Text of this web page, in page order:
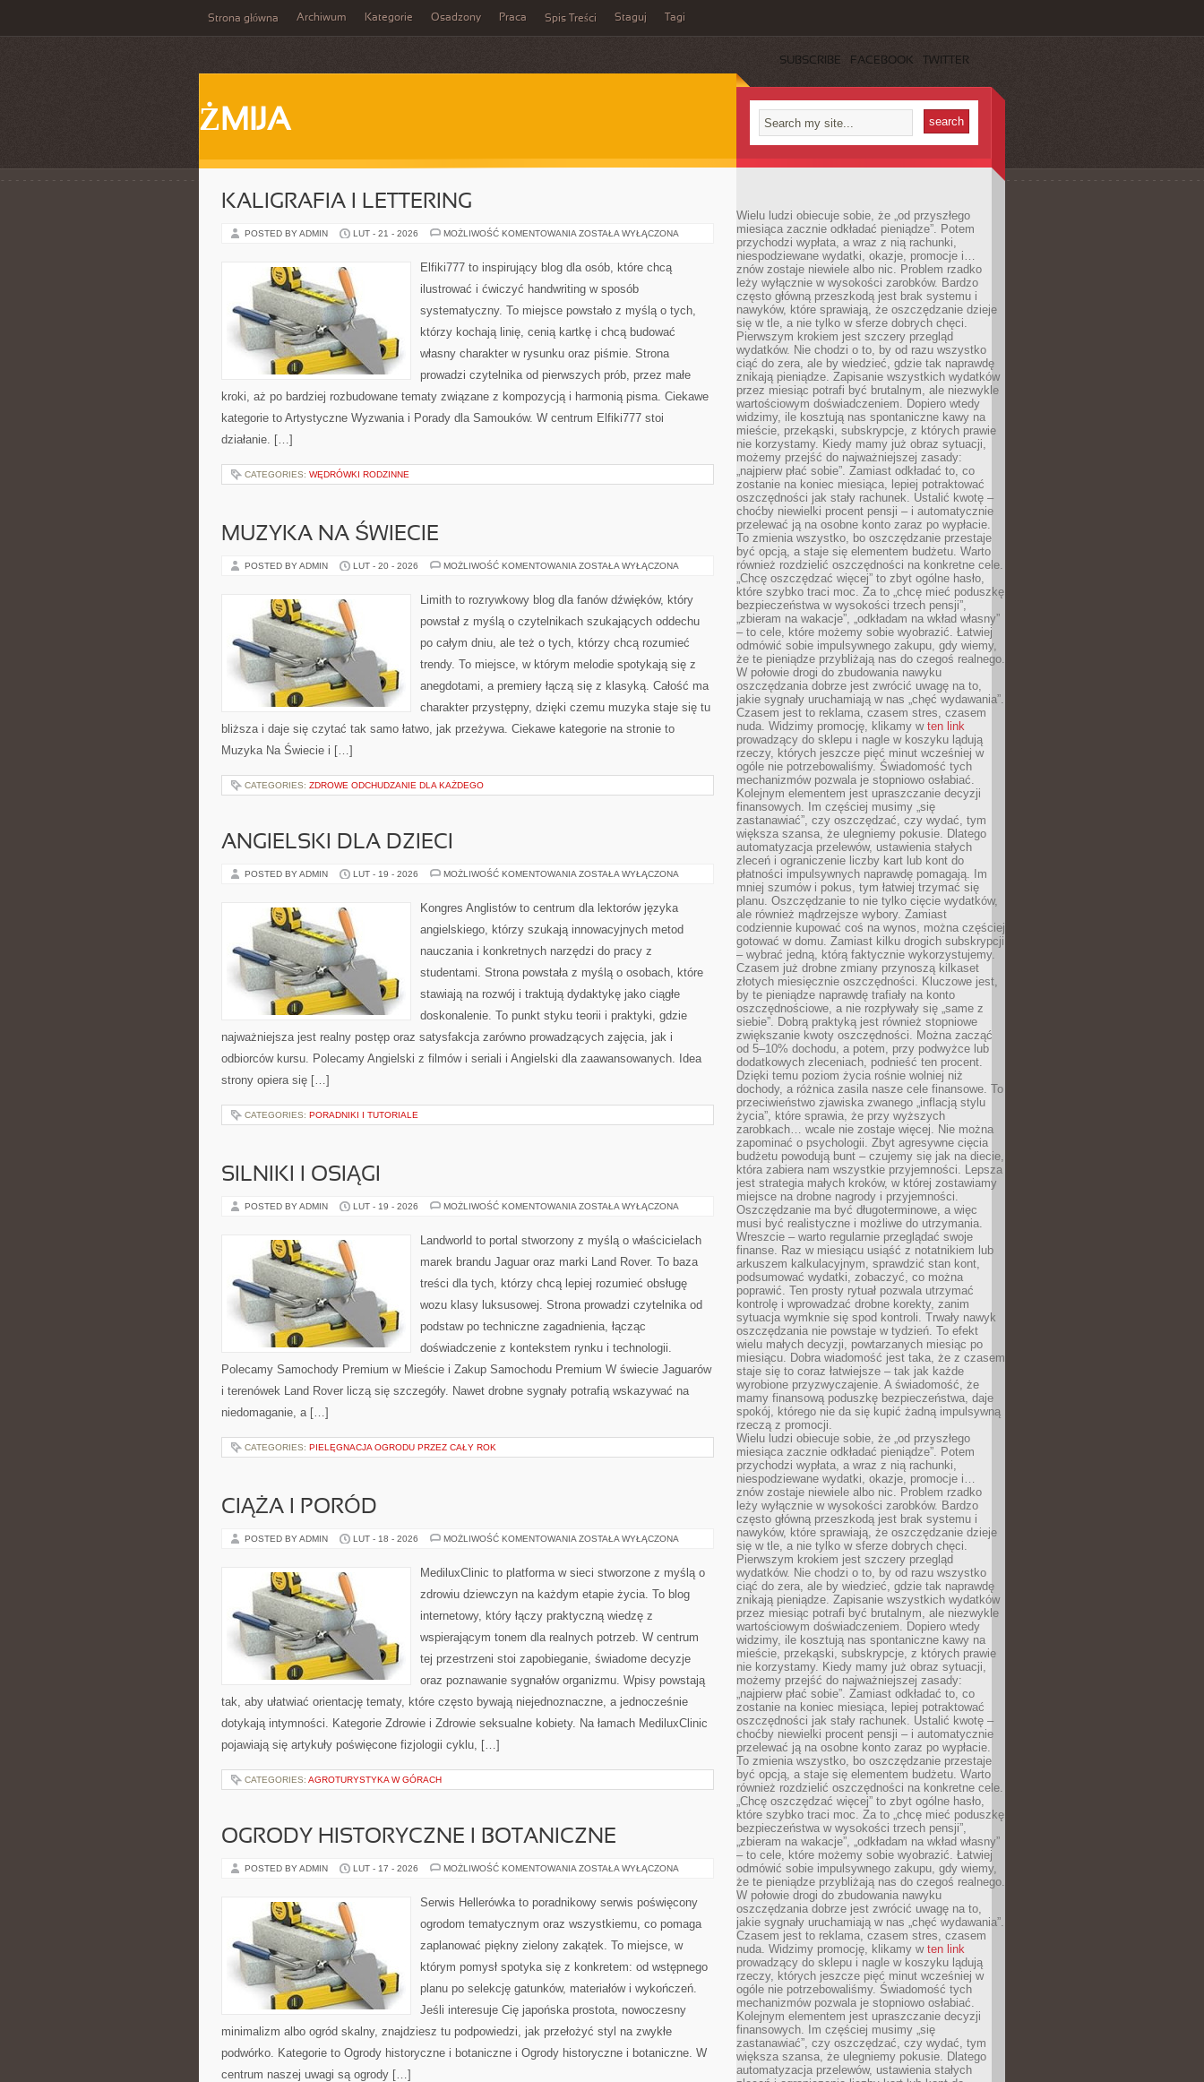
Strona główna Archiwum Kategorie Osadzony Praca Spis Treści Staguj Tagi
SUBSCRIBE FACEBOOK TWITTER
ŻMIJA
KALIGRAFIA I LETTERING
POSTED BY ADMIN LUT - 21 - 2026 MOŻLIWOŚĆ KOMENTOWANIA KALIGRAFIA
ZOSTAŁA WYŁĄCZONA
Elfiki777 to inspirujący blog dla osób, które chcą
ilustrować i ćwiczyć handwriting w sposób
systematyczny. To miejsce powstało z myślą o tych,
którzy kochają linię, cenią kartkę i chcą budować
własny charakter w rysunku oraz piśmie. Strona
prowadzi czytelnika od pierwszych prób, przez małe
kroki, aż po bardziej rozbudowane tematy związane z kompozycją i harmonią pisma. Ciekawe
kategorie to Artystyczne Wyzwania i Porady dla Samouków. W centrum Elfiki777 stoi
działanie. […]
CATEGORIES: WĘDRÓWKI RODZINNE
MUZYKA NA ŚWIECIE
POSTED BY ADMIN LUT - 20 - 2026 MOŻLIWOŚĆ KOMENTOWANIA MUZYKA
ZOSTAŁA WYŁĄCZONA
Limith to rozrywkowy blog dla fanów dźwięków, który
powstał z myślą o czytelnikach szukających oddechu
po całym dniu, ale też o tych, którzy chcą rozumieć
trendy. To miejsce, w którym melodie spotykają się z
anegdotami, a premiery łączą się z klasyką. Całość ma
charakter przystępny, dzięki czemu muzyka staje się tu
bliższa i daje się czytać tak samo łatwo, jak przeżywa. Ciekawe kategorie na stronie to
Muzyka Na Świecie i […]
CATEGORIES: ZDROWE ODCHUDZANIE DLA KAŻDEGO
ANGIELSKI DLA DZIECI
POSTED BY ADMIN LUT - 19 - 2026 MOŻLIWOŚĆ KOMENTOWANIA ANGIELSKI
ZOSTAŁA WYŁĄCZONA
Kongres Anglistów to centrum dla lektorów języka
angielskiego, którzy szukają innowacyjnych metod
nauczania i konkretnych narzędzi do pracy z
studentami. Strona powstała z myślą o osobach, które
stawiają na rozwój i traktują dydaktykę jako ciągłe
doskonalenie. To punkt styku teorii i praktyki, gdzie
najważniejsza jest realny postęp oraz satysfakcja zarówno prowadzących zajęcia, jak i
odbiorców kursu. Polecamy Angielski z filmów i seriali i Angielski dla zaawansowanych. Idea
strony opiera się […]
CATEGORIES: PORADNIKI I TUTORIALE
SILNIKI I OSIĄGI
POSTED BY ADMIN LUT - 19 - 2026 MOŻLIWOŚĆ KOMENTOWANIA SILNIKI
ZOSTAŁA WYŁĄCZONA
Landworld to portal stworzony z myślą o właścicielach
marek brandu Jaguar oraz marki Land Rover. To baza
treści dla tych, którzy chcą lepiej rozumieć obsługę
wozu klasy luksusowej. Strona prowadzi czytelnika od
podstaw po techniczne zagadnienia, łącząc
doświadczenie z kontekstem rynku i technologii.
Polecamy Samochody Premium w Mieście i Zakup Samochodu Premium W świecie Jaguarów
i terenówek Land Rover liczą się szczegóły. Nawet drobne sygnały potrafią wskazywać na
niedomaganie, a […]
CATEGORIES: PIELĘGNACJA OGRODU PRZEZ CAŁY ROK
CIĄŻA I PORÓD
POSTED BY ADMIN LUT - 18 - 2026 MOŻLIWOŚĆ KOMENTOWANIA CIĄŻA
ZOSTAŁA WYŁĄCZONA
MediluxClinic to platforma w sieci stworzone z myślą o
zdrowiu dziewczyn na każdym etapie życia. To blog
internetowy, który łączy praktyczną wiedzę z
wspierającym tonem dla realnych potrzeb. W centrum
tej przestrzeni stoi zapobieganie, świadome decyzje
oraz poznawanie sygnałów organizmu. Wpisy powstają
tak, aby ułatwiać orientację tematy, które często bywają niejednoznaczne, a jednocześnie
dotykają intymności. Kategorie Zdrowie i Zdrowie seksualne kobiety. Na łamach MediluxClinic
pojawiają się artykuły poświęcone fizjologii cyklu, […]
CATEGORIES: AGROTURYSTYKA W GÓRACH
OGRODY HISTORYCZNE I BOTANICZNE
POSTED BY ADMIN LUT - 17 - 2026 MOŻLIWOŚĆ KOMENTOWANIA OGRODY
BOTANICZNE
ZOSTAŁA WYŁĄCZONA
Serwis Hellerówka to poradnikowy serwis poświęcony
ogrodom tematycznym oraz wszystkiemu, co pomaga
zaplanować piękny zielony zakątek. To miejsce, w
którym pomysł spotyka się z konkretem: od wstępnego
planu po selekcję gatunków, materiałów i wykończeń.
Jeśli interesuje Cię japońska prostota, nowoczesny
minimalizm albo ogród skalny, znajdziesz tu podpowiedzi, jak przełożyć styl na zwykłe
podwórko. Kategorie to Ogrody historyczne i botaniczne i Ogrody historyczne i botaniczne. W
centrum naszej uwagi są ogrody […]
Wielu ludzi obiecuje sobie, że „od przyszłego
miesiąca zacznie odkładać pieniądze”. Potem
przychodzi wypłata, a wraz z nią rachunki,
niespodziewane wydatki, okazje, promocje i…
znów zostaje niewiele albo nic. Problem rzadko
leży wyłącznie w wysokości zarobków. Bardzo
często główną przeszkodą jest brak systemu i
nawyków, które sprawiają, że oszczędzanie dzieje
się w tle, a nie tylko w sferze dobrych chęci.
Pierwszym krokiem jest szczery przegląd
wydatków. Nie chodzi o to, by od razu wszystko
ciąć do zera, ale by wiedzieć, gdzie tak naprawdę
znikają pieniądze. Zapisanie wszystkich wydatków
przez miesiąc potrafi być brutalnym, ale niezwykle
wartościowym doświadczeniem. Dopiero wtedy
widzimy, ile kosztują nas spontaniczne kawy na
mieście, przekąski, subskrypcje, z których prawie
nie korzystamy. Kiedy mamy już obraz sytuacji,
możemy przejść do najważniejszej zasady:
„najpierw płać sobie”. Zamiast odkładać to, co
zostanie na koniec miesiąca, lepiej potraktować
oszczędności jak stały rachunek. Ustalić kwotę –
choćby niewielki procent pensji – i automatycznie
przelewać ją na osobne konto zaraz po wypłacie.
To zmienia wszystko, bo oszczędzanie przestaje
być opcją, a staje się elementem budżetu. Warto
również rozdzielić oszczędności na konkretne cele.
„Chcę oszczędzać więcej” to zbyt ogólne hasło,
które szybko traci moc. Za to „chcę mieć poduszkę
bezpieczeństwa w wysokości trzech pensji”,
„zbieram na wakacje”, „odkładam na wkład własny”
– to cele, które możemy sobie wyobrazić. Łatwiej
odmówić sobie impulsywnego zakupu, gdy wiemy,
że te pieniądze przybliżają nas do czegoś realnego.
W połowie drogi do zbudowania nawyku
oszczędzania dobrze jest zwrócić uwagę na to,
jakie sygnały uruchamiają w nas „chęć wydawania”.
Czasem jest to reklama, czasem stres, czasem
nuda. Widzimy promocję, klikamy w ten link
prowadzący do sklepu i nagle w koszyku lądują
rzeczy, których jeszcze pięć minut wcześniej w
ogóle nie potrzebowaliśmy. Świadomość tych
mechanizmów pozwala je stopniowo osłabiać.
Kolejnym elementem jest upraszczanie decyzji
finansowych. Im częściej musimy „się
zastanawiać”, czy oszczędzać, czy wydać, tym
większa szansa, że ulegniemy pokusie. Dlatego
automatyzacja przelewów, ustawienia stałych
zleceń i ograniczenie liczby kart lub kont do
płatności impulsywnych naprawdę pomagają. Im
mniej szumów i pokus, tym łatwiej trzymać się
planu. Oszczędzanie to nie tylko cięcie wydatków,
ale również mądrzejsze wybory. Zamiast
codziennie kupować coś na wynos, można częściej
gotować w domu. Zamiast kilku drogich subskrypcji
– wybrać jedną, którą faktycznie wykorzystujemy.
Czasem już drobne zmiany przynoszą kilkaset
złotych miesięcznie oszczędności. Kluczowe jest,
by te pieniądze naprawdę trafiały na konto
oszczędnościowe, a nie rozpływały się „same z
siebie”. Dobrą praktyką jest również stopniowe
zwiększanie kwoty oszczędności. Można zacząć
od 5–10% dochodu, a potem, przy podwyżce lub
dodatkowych zleceniach, podnieść ten procent.
Dzięki temu poziom życia rośnie wolniej niż
dochody, a różnica zasila nasze cele finansowe. To
przeciwieństwo zjawiska zwanego „inflacją stylu
życia”, które sprawia, że przy wyższych
zarobkach… wcale nie zostaje więcej. Nie można
zapominać o psychologii. Zbyt agresywne cięcia
budżetu powodują bunt – czujemy się jak na diecie,
która zabiera nam wszystkie przyjemności. Lepsza
jest strategia małych kroków, w której zostawiamy
miejsce na drobne nagrody i przyjemności.
Oszczędzanie ma być długoterminowe, a więc
musi być realistyczne i możliwe do utrzymania.
Wreszcie – warto regularnie przeglądać swoje
finanse. Raz w miesiącu usiąść z notatnikiem lub
arkuszem kalkulacyjnym, sprawdzić stan kont,
podsumować wydatki, zobaczyć, co można
poprawić. Ten prosty rytuał pozwala utrzymać
kontrolę i wprowadzać drobne korekty, zanim
sytuacja wymknie się spod kontroli. Trwały nawyk
oszczędzania nie powstaje w tydzień. To efekt
wielu małych decyzji, powtarzanych miesiąc po
miesiącu. Dobra wiadomość jest taka, że z czasem
staje się to coraz łatwiejsze – tak jak każde
wyrobione przyzwyczajenie. A świadomość, że
mamy finansową poduszkę bezpieczeństwa, daje
spokój, którego nie da się kupić żadną impulsywną
rzeczą z promocji.
Wielu ludzi obiecuje sobie, że „od przyszłego
miesiąca zacznie odkładać pieniądze”. Potem
przychodzi wypłata, a wraz z nią rachunki,
niespodziewane wydatki, okazje, promocje i…
znów zostaje niewiele albo nic. Problem rzadko
leży wyłącznie w wysokości zarobków. Bardzo
często główną przeszkodą jest brak systemu i
nawyków, które sprawiają, że oszczędzanie dzieje
się w tle, a nie tylko w sferze dobrych chęci.
Pierwszym krokiem jest szczery przegląd
wydatków. Nie chodzi o to, by od razu wszystko
ciąć do zera, ale by wiedzieć, gdzie tak naprawdę
znikają pieniądze. Zapisanie wszystkich wydatków
przez miesiąc potrafi być brutalnym, ale niezwykle
wartościowym doświadczeniem. Dopiero wtedy
widzimy, ile kosztują nas spontaniczne kawy na
mieście, przekąski, subskrypcje, z których prawie
nie korzystamy. Kiedy mamy już obraz sytuacji,
możemy przejść do najważniejszej zasady:
„najpierw płać sobie”. Zamiast odkładać to, co
zostanie na koniec miesiąca, lepiej potraktować
oszczędności jak stały rachunek. Ustalić kwotę –
choćby niewielki procent pensji – i automatycznie
przelewać ją na osobne konto zaraz po wypłacie.
To zmienia wszystko, bo oszczędzanie przestaje
być opcją, a staje się elementem budżetu. Warto
również rozdzielić oszczędności na konkretne cele.
„Chcę oszczędzać więcej” to zbyt ogólne hasło,
które szybko traci moc. Za to „chcę mieć poduszkę
bezpieczeństwa w wysokości trzech pensji”,
„zbieram na wakacje”, „odkładam na wkład własny”
– to cele, które możemy sobie wyobrazić. Łatwiej
odmówić sobie impulsywnego zakupu, gdy wiemy,
że te pieniądze przybliżają nas do czegoś realnego.
W połowie drogi do zbudowania nawyku
oszczędzania dobrze jest zwrócić uwagę na to,
jakie sygnały uruchamiają w nas „chęć wydawania”.
Czasem jest to reklama, czasem stres, czasem
nuda. Widzimy promocję, klikamy w ten link
prowadzący do sklepu i nagle w koszyku lądują
rzeczy, których jeszcze pięć minut wcześniej w
ogóle nie potrzebowaliśmy. Świadomość tych
mechanizmów pozwala je stopniowo osłabiać.
Kolejnym elementem jest upraszczanie decyzji
finansowych. Im częściej musimy „się
zastanawiać”, czy oszczędzać, czy wydać, tym
większa szansa, że ulegniemy pokusie. Dlatego
automatyzacja przelewów, ustawienia stałych